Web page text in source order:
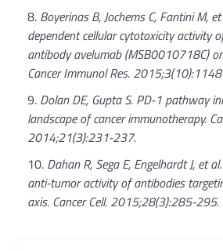
Boyerinas B, Jochems C, Fantini M,
dependent cellular cytotoxicity activity
antibody avelumab (MSB0010718C)
Cancer Immunol Res.
Dolan DE, Gupta S. PD-1 pathway
landscape of cancer immunotherapy.
2014;21(3):231-237.
Dahan R, Sega E, Engelhardt J, et
anti-tumor activity of antibodies
axis. Cancer Cell. 2015;28(3):285-295.